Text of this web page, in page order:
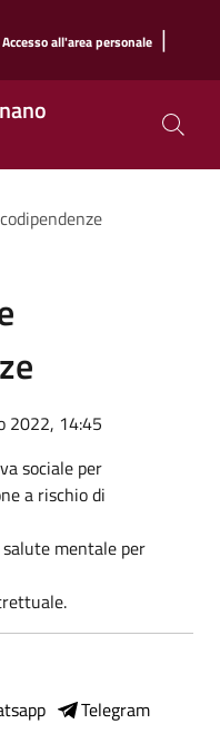
Accesso all'area personale |
2022, 14:45
sociale per
a rischio di
mentale per
Telegram